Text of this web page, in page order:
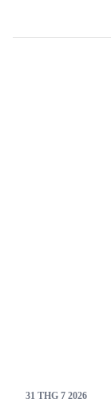
và công suất
31 THG 7 2026